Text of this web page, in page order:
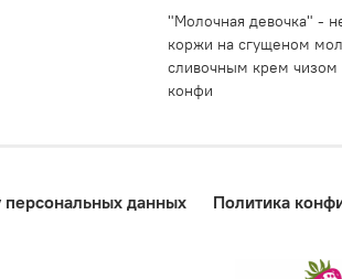
"Молочная девочка" -
коржи на сгущеном
сливочным крем чизом
конфи
персональных данных Политика